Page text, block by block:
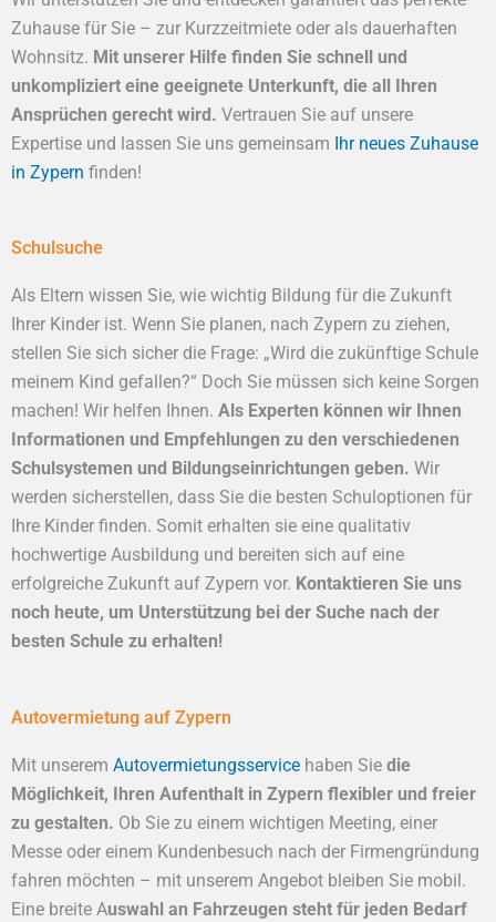
Zuhause für Sie – zur Kurzzeitmiete oder als dauerhaften
Wohnsitz. Mit unserer Hilfe finden Sie schnell und
unkompliziert eine geeignete Unterkunft, die all Ihren
Ansprüchen gerecht wird. Vertrauen Sie auf unsere
Expertise und lassen Sie uns gemeinsam Ihr neues Zuhause
in Zypern finden!
Schulsuche
Als Eltern wissen Sie, wie wichtig Bildung für die Zukunft
Ihrer Kinder ist. Wenn Sie planen, nach Zypern zu ziehen,
stellen Sie sich sicher die Frage: „Wird die zukünftige Schule
meinem Kind gefallen?“ Doch Sie müssen sich keine Sorgen
machen! Wir helfen Ihnen. Als Experten können wir Ihnen
Informationen und Empfehlungen zu den verschiedenen
Schulsystemen und Bildungseinrichtungen geben. Wir
werden sicherstellen, dass Sie die besten Schuloptionen für
Ihre Kinder finden. Somit erhalten sie eine qualitativ
hochwertige Ausbildung und bereiten sich auf eine
erfolgreiche Zukunft auf Zypern vor. Kontaktieren Sie uns
noch heute, um Unterstützung bei der Suche nach der
besten Schule zu erhalten!
Autovermietung auf Zypern
Mit unserem Autovermietungsservice haben Sie die
Möglichkeit, Ihren Aufenthalt in Zypern flexibler und freier
zu gestalten. Ob Sie zu einem wichtigen Meeting, einer
Messe oder einem Kundenbesuch nach der Firmengründung
fahren möchten – mit unserem Angebot bleiben Sie mobil.
Eine breite Auswahl an Fahrzeugen steht für jeden Bedarf